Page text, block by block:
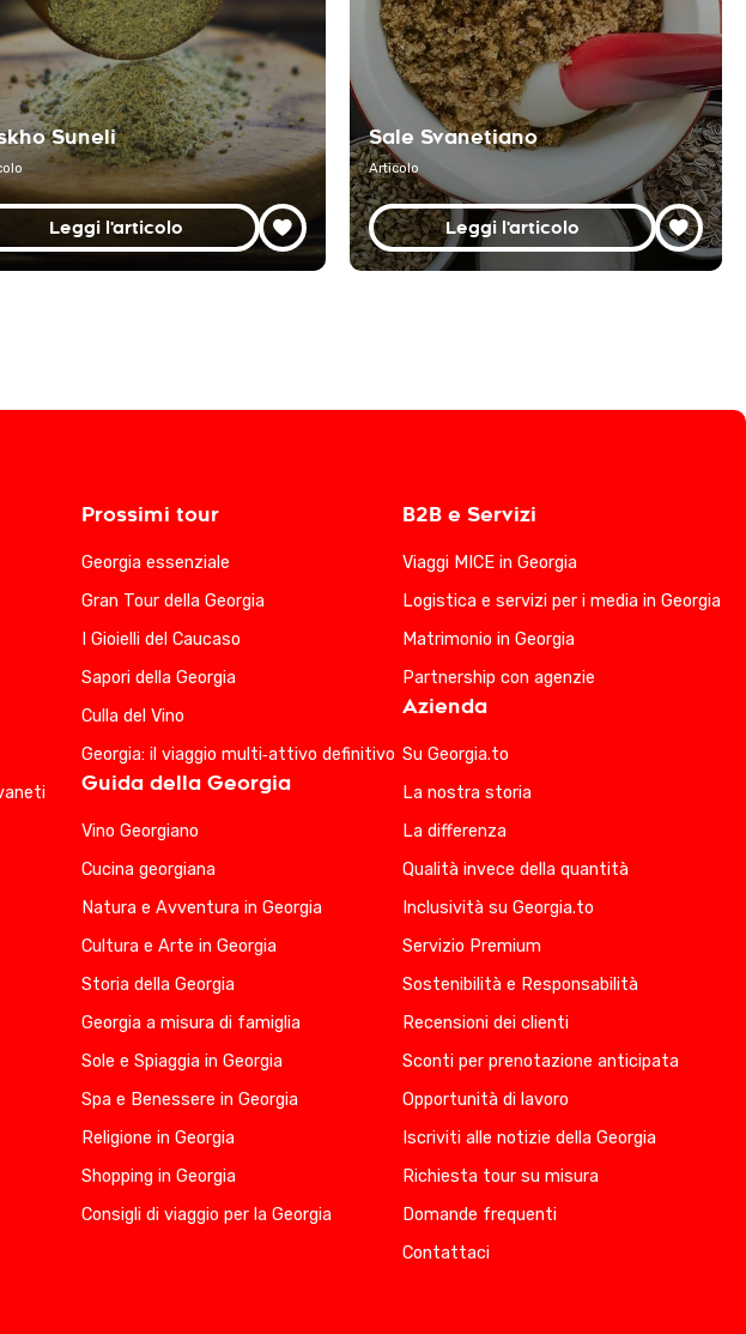
Suneli
Leggi l'articolo
Sale Svanetiano
Articolo
Leggi l'articolo
Prossimi tour
Georgia essenziale
Gran Tour della Georgia
I Gioielli del Caucaso
Sapori della Georgia
Culla del Vino
Georgia: il viaggio multi‑attivo definitivo
Guida della Georgia
Vino Georgiano
Cucina georgiana
Natura e Avventura in Georgia
Cultura e Arte in Georgia
Storia della Georgia
Georgia a misura di famiglia
Sole e Spiaggia in Georgia
Spa e Benessere in Georgia
Religione in Georgia
Shopping in Georgia
Consigli di viaggio per la Georgia
B2B e Servizi
Viaggi MICE in Georgia
Logistica e servizi per i media in Georgia
Matrimonio in Georgia
Partnership con agenzie
Azienda
Su Georgia.to
La nostra storia
La differenza
Qualità invece della quantità
Inclusività su Georgia.to
Servizio Premium
Sostenibilità e Responsabilità
Recensioni dei clienti
Sconti per prenotazione anticipata
Opportunità di lavoro
Iscriviti alle notizie della Georgia
Richiesta tour su misura
Domande frequenti
Contattaci